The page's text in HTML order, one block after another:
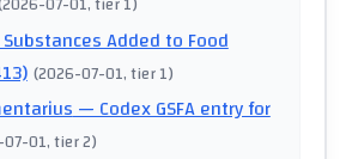
Added to Food
(2026-07-01, tier 1)
— Codex GSFA entry for
01, tier 2)